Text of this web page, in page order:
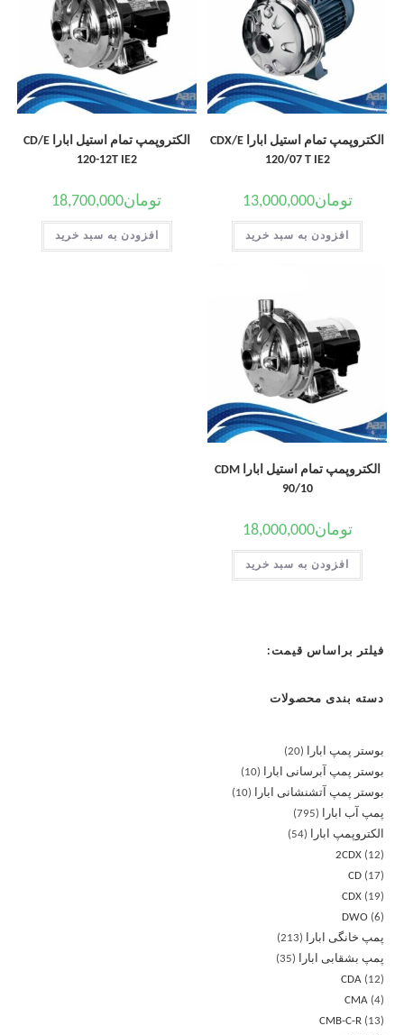
الکتروپمپ تمام استیل ابارا CDX/E
120/07 T IE2
تومان13,000,000
افزودن به سبد خرید
الکتروپمپ تمام استیل ابارا CD/E
120-12T IE2
تومان18,700,000
افزودن به سبد خرید
الکتروپمپ تمام استیل ابارا CDM
90/10
تومان18,000,000
افزودن به سبد خرید
فیلتر براساس قیمت:
دسته بندی محصولات
بوستر پمپ ابارا
20
بوستر پمپ آبرسانی ابارا
10
بوستر پمپ آتشنشانی ابارا
10
پمپ آب ابارا
795
الکتروپمپ ابارا
54
2CDX
12
CD
17
CDX
19
DWO
6
پمپ خانگی ابارا
213
پمپ بشقابی ابارا
35
CDA
12
CMA 4
CMB-C-R
13